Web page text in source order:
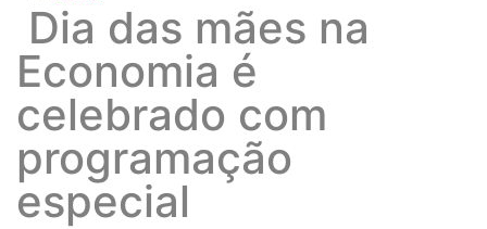
Dia das mães na
Economia é
celebrado com
programação
especial